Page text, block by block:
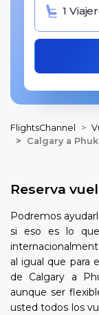
1
FlightsChannel
Calgary a
Reserva
Podremos
si eso es lo
al igual que para
de Calgary a
aunque ser
usted todos los